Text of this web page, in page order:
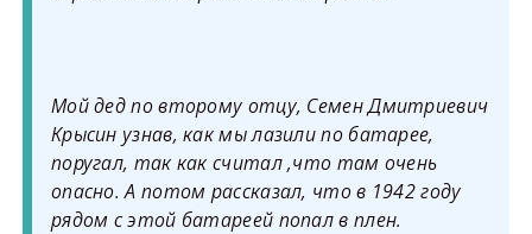
Мой дед по второму отцу, Семен Дмитриевич
Крысин узнав, как мы лазили по батарее,
поругал, так как считал ,что там очень
опасно. А потом рассказал, что в 1942 году
рядом с этой батареей попал в плен.